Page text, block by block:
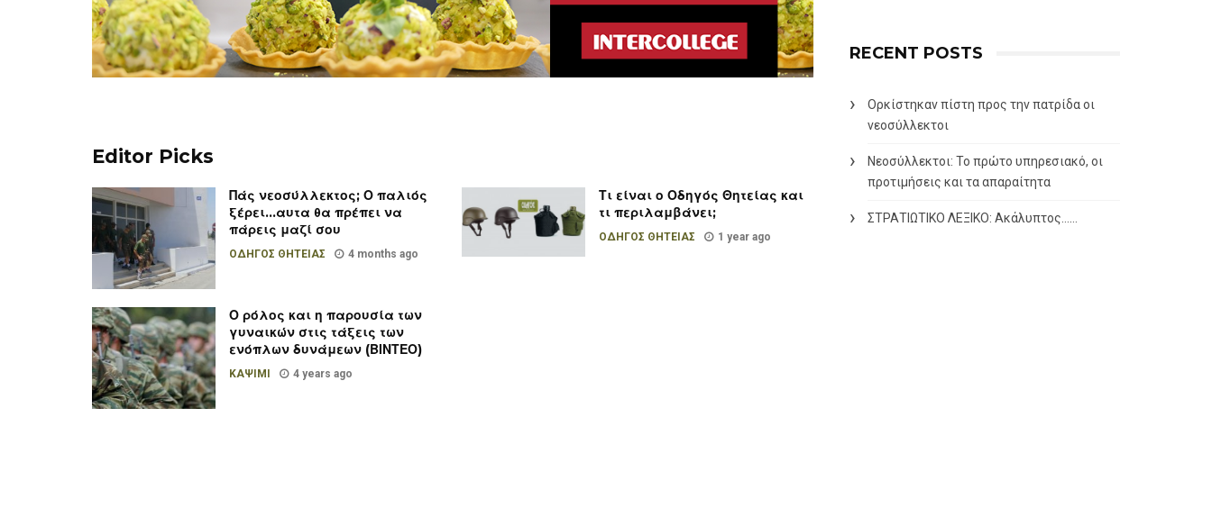
Editor Picks
Πάς νεοσύλλεκτος; Ο παλιός
ξέρει…αυτα θα πρέπει να
πάρεις μαζί σου
ΟΔΗΓΟΣ ΘΗΤΕΙΑΣ 4 months ago
Τι είναι ο Οδηγός Θητείας και
τι περιλαμβάνει;
ΟΔΗΓΟΣ ΘΗΤΕΙΑΣ 1 year ago
Ο ρόλος και η παρουσία των
γυναικών στις τάξεις των
ενόπλων δυνάμεων (ΒΙΝΤΕΟ)
ΚΑΨΙΜΙ 4 years ago
RECENT POSTS
Ορκίστηκαν πίστη προς την πατρίδα οι
νεοσύλλεκτοι
Νεοσύλλεκτοι: Το πρώτο υπηρεσιακό, οι
προτιμήσεις και τα απαραίτητα
ΣΤΡΑΤΙΩΤΙΚΟ ΛΕΞΙΚΟ: Ακάλυπτος……